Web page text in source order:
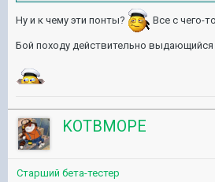
Ну и к чему эти понты? Все с чего-
Бой походу действительно выдающийся
KOTBMOPE
Старший бета-тестер